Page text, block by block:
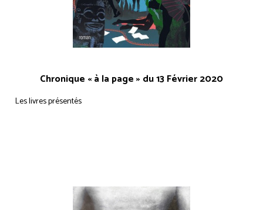
Chronique « à la page » du 13 Février 2020
Les livres présentés